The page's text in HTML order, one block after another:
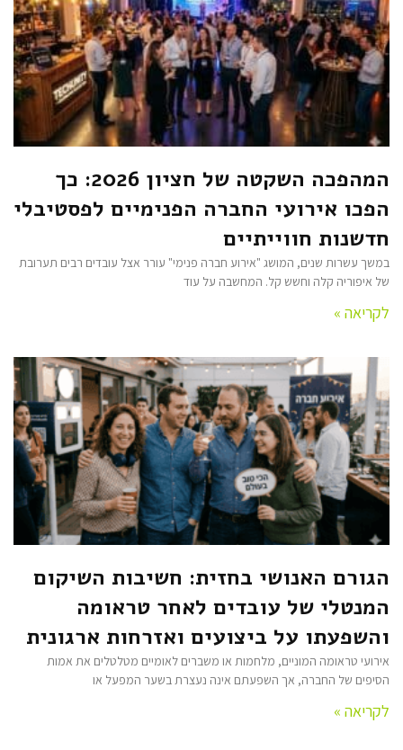
המהפכה השקטה של חציון 2026: כך
הפכו אירועי החברה הפנימיים לפסטיבלי
חדשנות חווייתיים
במשך עשרות שנים, המושג "אירוע חברה פנימי" עורר אצל עובדים רבים תערובת
של איפוריה קלה וחשש קל. המחשבה על עוד
לקריאה »
הגורם האנושי בחזית: חשיבות השיקום
המנטלי של עובדים לאחר טראומה
והשפעתו על ביצועים ואזרחות ארגונית
אירועי טראומה המוניים, מלחמות או משברים לאומיים מטלטלים את אמות
הסיפים של החברה, אך השפעתם אינה נעצרת בשער המפעל או
לקריאה »